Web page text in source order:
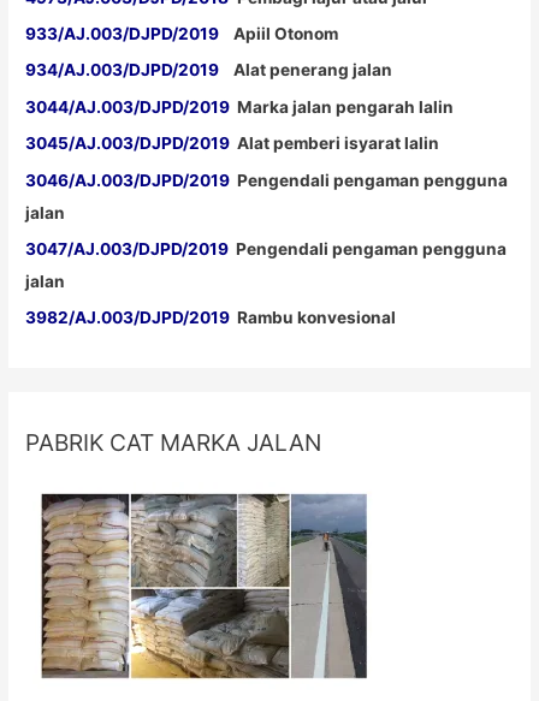
933/AJ.003/DJPD/2019 Apiil Otonom
934/AJ.003/DJPD/2019 Alat penerang jalan
3044/AJ.003/DJPD/2019 Marka jalan pengarah lalin
3045/AJ.003/DJPD/2019 Alat pemberi isyarat lalin
3046/AJ.003/DJPD/2019 Pengendali pengaman pengguna
jalan
3047/AJ.003/DJPD/2019 Pengendali pengaman pengguna
jalan
3982/AJ.003/DJPD/2019 Rambu konvesional
PABRIK CAT MARKA JALAN